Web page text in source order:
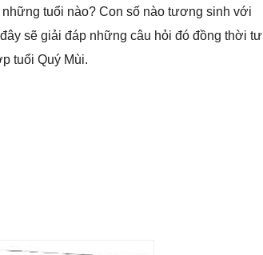
tuổi nào? Con số nào tương sinh với
sẽ giải đáp những câu hỏi đó đồng thời tư
tuổi Quý Mùi.